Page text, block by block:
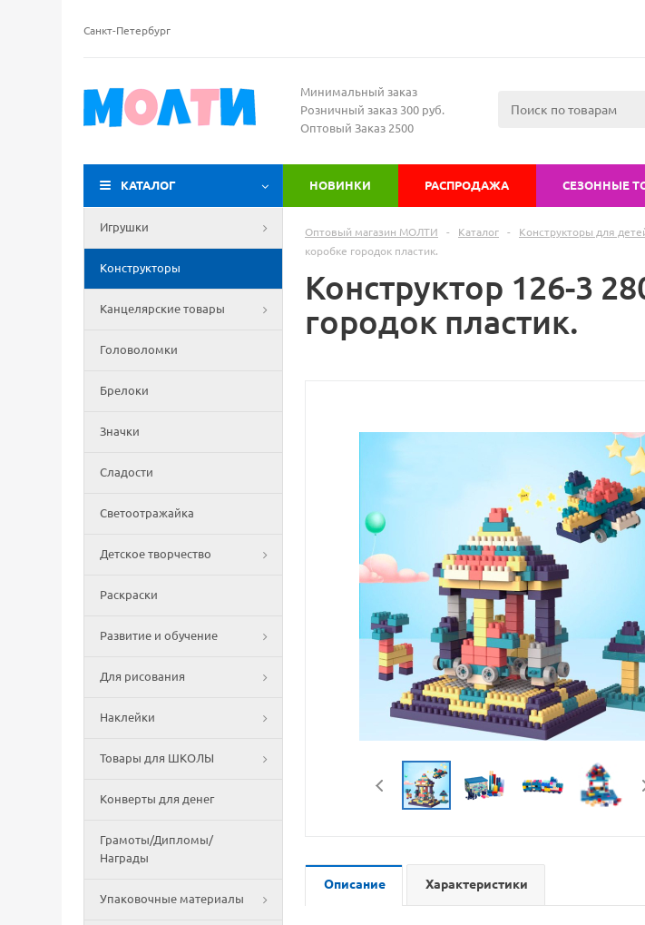
Санкт-Петербург
Минимальный заказ
Розничный заказ 300 руб.
Оптовый Заказ 2500
КАТАЛОГ НОВИНКИ РАСПРОДАЖА СЕЗОННЫЕ
Игрушки
Конструкторы
Канцелярские товары
Головоломки
Брелоки
Значки
Сладости
Светоотражайка
Детское творчество
Раскраски
Развитие и обучение
Для рисования
Наклейки
Товары для ШКОЛЫ
Конверты для денег
Грамоты/Дипломы/
Награды
Упаковочные материалы
Оптовый магазин МОЛТИ - Каталог - Конструкторы для
коробке городок пластик.
Конструктор 126-3
городок пластик.
Описание Характеристики